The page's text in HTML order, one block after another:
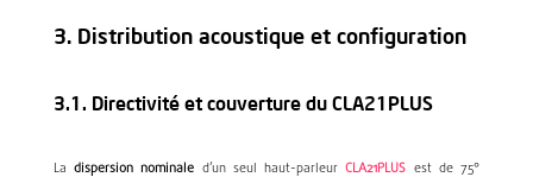
3. Distribution acoustique et configuration
3.1. Directivité et couverture du CLA21PLUS
Ladispersion nominale d’un seul haut-parleurCLA21PLUS est de 75°